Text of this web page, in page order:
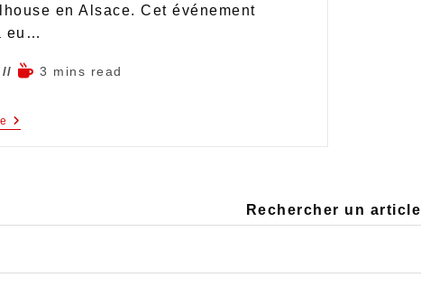
en Alsace. Cet événement
eu…
3 mins read
Rechercher un article